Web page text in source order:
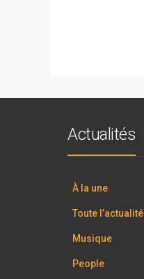
Actualités
À la une
Toute l’actualité
Musique
People